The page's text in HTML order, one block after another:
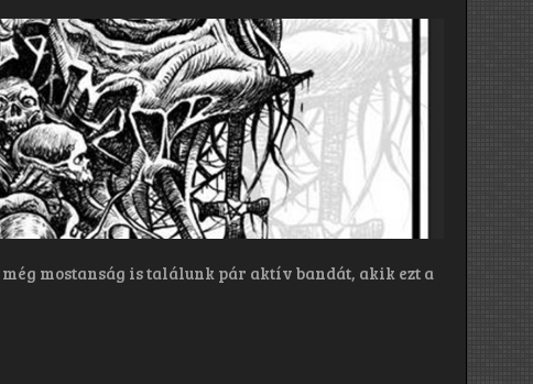
mostanság is találunk pár aktív bandát, akik ezt a